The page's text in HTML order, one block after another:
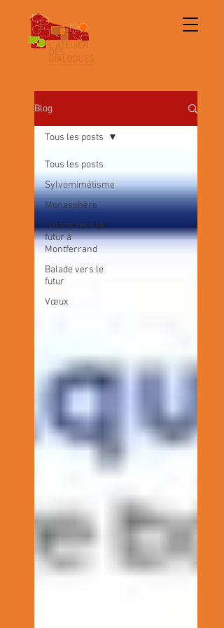
Blog
Tous les posts
Sylvomimétisme
Monasphère
Balade vers le
futur à
Montferrand
Balade vers le
futur
Vœux
Tous les posts